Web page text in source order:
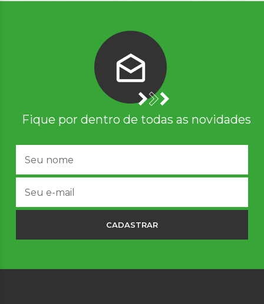
Fique por dentro de todas as novidades
CADASTRAR